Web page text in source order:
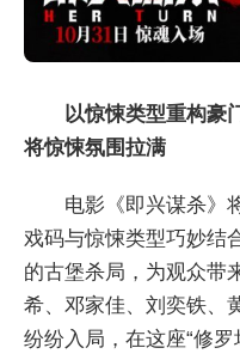
以惊悚类型重构豪
将惊悚氛围拉满
电影《即兴谋杀》
戏码与惊悚类型巧妙结
的古堡杀局，为观众带
希、邓家佳、刘奕铁、
纷纷入局，在这座“修